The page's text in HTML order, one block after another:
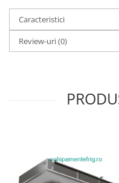
Caracteristici
Review-uri(0)